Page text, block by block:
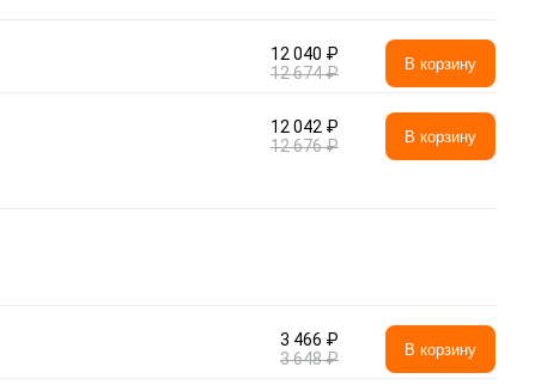
12 040 ₽
12 674 ₽
В корзину
12 042 ₽
12 676 ₽
В корзину
3 466 ₽
3 648 ₽
В корзину